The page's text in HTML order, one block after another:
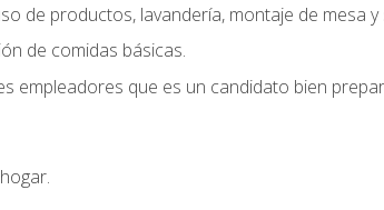
de productos, lavandería, montaje de mesa y
de comidas básicas.
empleadores que es un candidato bien